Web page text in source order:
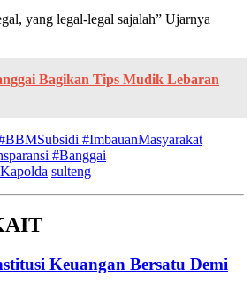
yang legal-legal sajalah” Ujarnya
Bagikan Tips Mudik Lebaran
#ImbauanMasyarakat
#Banggai
Kapolda sulteng
Keuangan Bersatu Demi